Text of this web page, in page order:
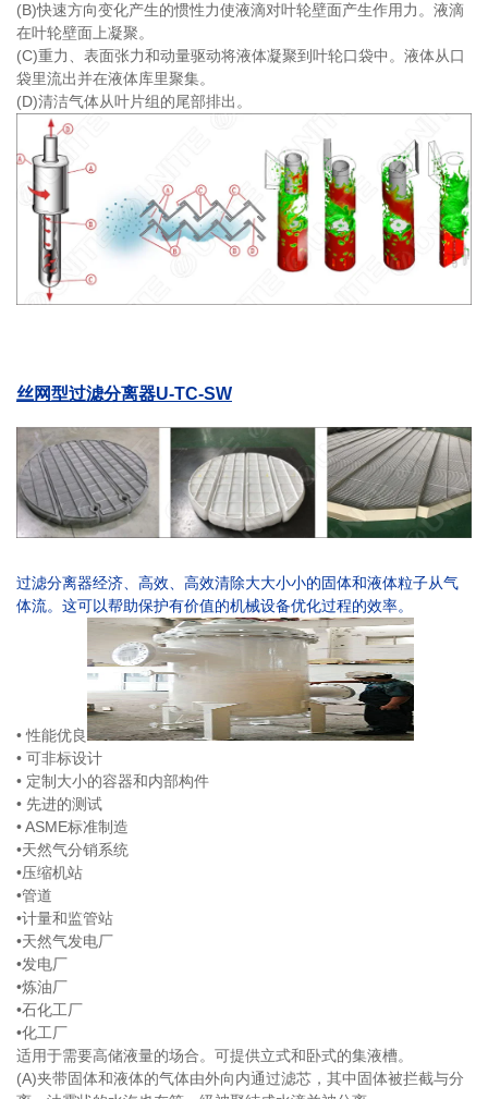
(B)快速方向变化产生的惯性力使液滴对叶轮壁面产生作用力。液滴
在叶轮壁面上凝聚。
(C)重力、表面张力和动量驱动将液体凝聚到叶轮口袋中。液体从口
袋里流出并在液体库里聚集。
(D)清洁气体从叶片组的尾部排出。
丝网型过滤分离器U-TC-SW
过滤分离器经济、高效、高效清除大大小小的固体和液体粒子从气
体流。这可以帮助保护有价值的机械设备优化过程的效率。
• 性能优良
• 可非标设计
• 定制大小的容器和内部构件
• 先进的测试
• ASME标准制造
•天然气分销系统
•压缩机站
•管道
•计量和监管站
•天然气发电厂
•发电厂
•炼油厂
•石化工厂
•化工厂
适用于需要高储液量的场合。可提供立式和卧式的集液槽。
(A)夹带固体和液体的气体由外向内通过滤芯，其中固体被拦截与分